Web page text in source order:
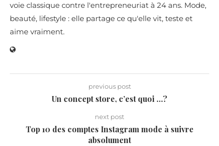
voie classique contre l'entrepreneuriat à 24 ans. Mode,
beauté, lifestyle : elle partage ce qu'elle vit, teste et
aime vraiment.
previous post
Un concept store, c’est quoi …?
next post
Top 10 des comptes Instagram mode à suivre
absolument